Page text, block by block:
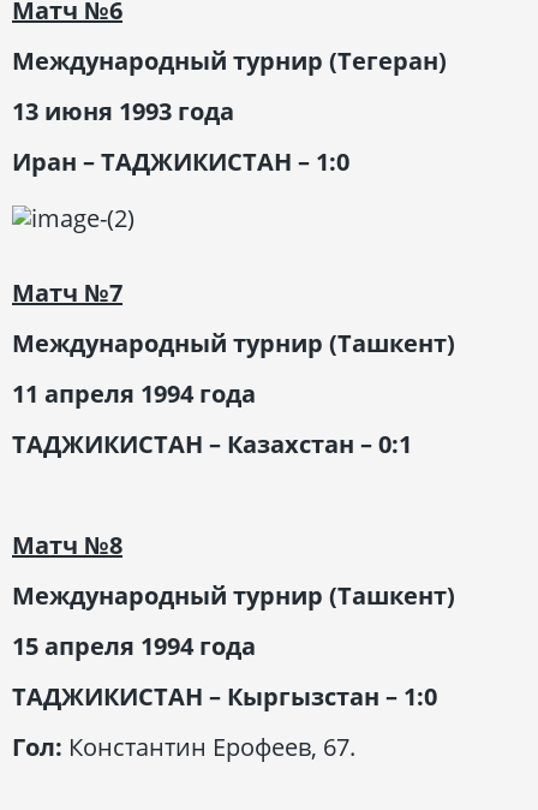
Матч №6
Международный турнир (Тегеран)
13 июня 1993 года
Иран – ТАДЖИКИСТАН – 1:0
Матч №7
Международный турнир (Ташкент)
11 апреля 1994 года
ТАДЖИКИСТАН – Казахстан – 0:1
Матч №8
Международный турнир (Ташкент)
15 апреля 1994 года
ТАДЖИКИСТАН – Кыргызстан – 1:0
Гол: Константин Ерофеев, 67.